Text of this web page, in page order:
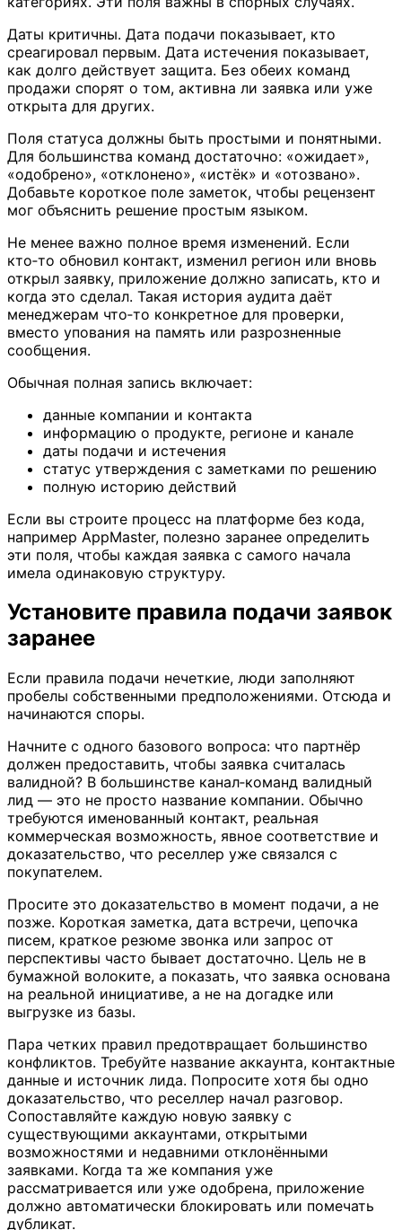
Даты критичны. Дата подачи показывает, кто
среагировал первым. Дата истечения показывает,
как долго действует защита. Без обеих команд
продажи спорят о том, активна ли заявка или уже
открыта для других.
Поля статуса должны быть простыми и понятными.
Для большинства команд достаточно: «ожидает»,
«одобрено», «отклонено», «истёк» и «отозвано».
Добавьте короткое поле заметок, чтобы рецензент
мог объяснить решение простым языком.
Не менее важно полное время изменений. Если
кто‑то обновил контакт, изменил регион или вновь
открыл заявку, приложение должно записать, кто и
когда это сделал. Такая история аудита даёт
менеджерам что‑то конкретное для проверки,
вместо упования на память или разрозненные
сообщения.
Обычная полная запись включает:
данные компании и контакта
информацию о продукте, регионе и канале
даты подачи и истечения
статус утверждения с заметками по решению
полную историю действий
Если вы строите процесс на платформе без кода,
например AppMaster, полезно заранее определить
эти поля, чтобы каждая заявка с самого начала
имела одинаковую структуру.
Установите правила подачи заявок
заранее
Если правила подачи нечеткие, люди заполняют
пробелы собственными предположениями. Отсюда и
начинаются споры.
Начните с одного базового вопроса: что партнёр
должен предоставить, чтобы заявка считалась
валидной? В большинстве канал‑команд валидный
лид — это не просто название компании. Обычно
требуются именованный контакт, реальная
коммерческая возможность, явное соответствие и
доказательство, что реселлер уже связался с
покупателем.
Просите это доказательство в момент подачи, а не
позже. Короткая заметка, дата встречи, цепочка
писем, краткое резюме звонка или запрос от
перспективы часто бывает достаточно. Цель не в
бумажной волоките, а показать, что заявка основана
на реальной инициативе, а не на догадке или
выгрузке из базы.
Пара четких правил предотвращает большинство
конфликтов. Требуйте название аккаунта, контактные
данные и источник лида. Попросите хотя бы одно
доказательство, что реселлер начал разговор.
Сопоставляйте каждую новую заявку с
существующими аккаунтами, открытыми
возможностями и недавними отклонёнными
заявками. Когда та же компания уже
рассматривается или уже одобрена, приложение
должно автоматически блокировать или помечать
дубликат.